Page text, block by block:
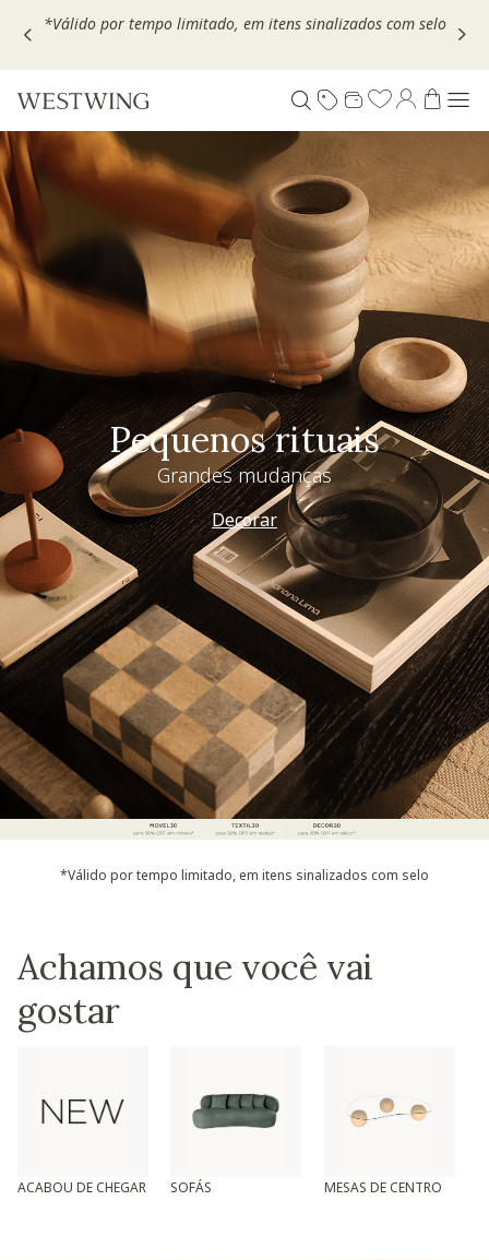
Escolha seu VOUCHER e ganhe até 30% OFF*: useMOVEL30,
Pequenos rituais
Grandes mudanças
Decorar
*Válido por tempo limitado, em itens sinalizados com selo
Achamos que você vai
gostar
ACABOU DE CHEGAR SOFÁS MESAS DE CENTRO